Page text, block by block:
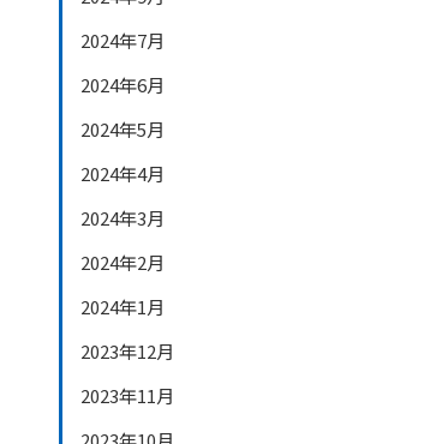
2024年7月
2024年6月
2024年5月
2024年4月
2024年3月
2024年2月
2024年1月
2023年12月
2023年11月